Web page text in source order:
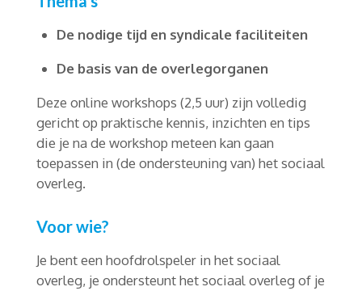
De nodige tijd en syndicale faciliteiten
De basis van de overlegorganen
Deze online workshops (2,5 uur) zijn volledig
gericht op praktische kennis, inzichten en tips
die je na de workshop meteen kan gaan
toepassen in (de ondersteuning van) het sociaal
overleg.
Voor wie?
Je bent een hoofdrolspeler in het sociaal
overleg, je ondersteunt het sociaal overleg of je